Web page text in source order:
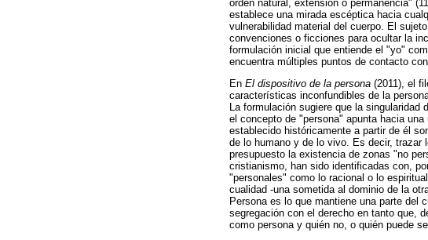
orden natural, extensión o permanencia"
establece una mirada escéptica hacia
vulnerabilidad material del cuerpo. El
convenciones o ficciones para ocultar la
formulación inicial que entiende el "yo"
encuentra múltiples puntos de contacto
En El dispositivo de la persona (2011), el
características inconfundibles de la
La formulación sugiere que la
el concepto de "persona" apunta hacia
establecido históricamente a partir de él
de lo humano y de lo vivo. Es decir, trazar
presupuesto la existencia de zonas "no
cristianismo, han sido identificadas con,
"personales" como lo racional o lo
cualidad -una sometida al dominio de la
Persona es lo que mantiene una parte
segregación con el derecho en tanto que,
como persona y quién no, o quién puede